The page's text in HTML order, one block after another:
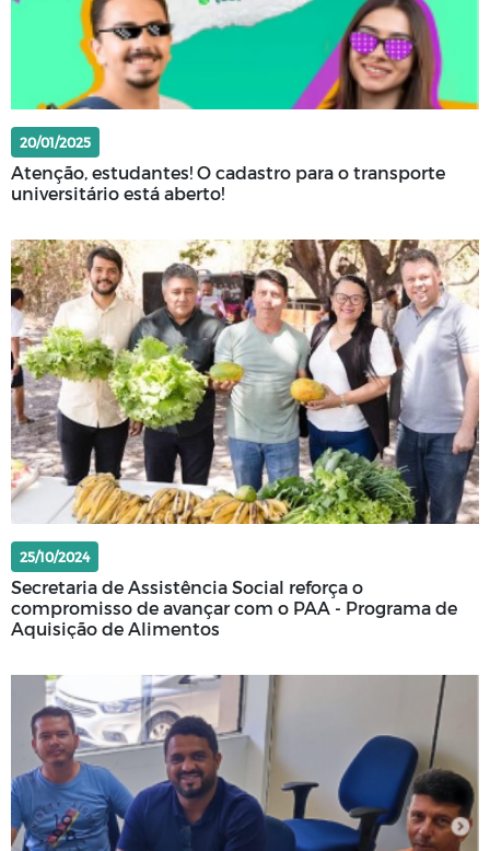
20/01/2025
Atenção, estudantes! O cadastro para o transporte
universitário está aberto!
25/10/2024
Secretaria de Assistência Social reforça o
compromisso de avançar com o PAA - Programa de
Aquisição de Alimentos